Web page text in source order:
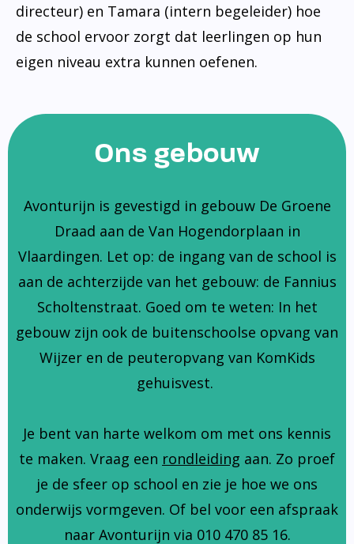
directeur) en Tamara (intern begeleider) hoe
de school ervoor zorgt dat leerlingen op hun
eigen niveau extra kunnen oefenen.
Ons gebouw
Avonturijn is gevestigd in gebouw De Groene
Draad aan de Van Hogendorplaan in
Vlaardingen. Let op: de ingang van de school is
aan de achterzijde van het gebouw: de Fannius
Scholtenstraat. Goed om te weten: In het
gebouw zijn ook de buitenschoolse opvang van
Wijzer en de peuteropvang van KomKids
gehuisvest.
Je bent van harte welkom om met ons kennis
te maken. Vraag een rondleiding aan. Zo proef
je de sfeer op school en zie je hoe we ons
onderwijs vormgeven. Of bel voor een afspraak
naar Avonturijn via 010 470 85 16.